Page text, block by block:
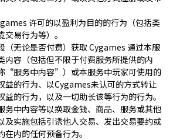
许可的以盈利为目的的行为（包括类
易行为等）。
（无论是否付费）获取 Cygames 通过本服
内容（包括但不限于付费服务所提供的内
“服务中内容”）或本服务中玩家可使用的
益的行为、以Cygames未认可的方式转让
益的行为，以及一切助长该等行为的行为。
务中内容等以换取金钱、商品、服务或其他
及实施包括引诱他人交易、发出交易要约或
在内的任何预备行为。